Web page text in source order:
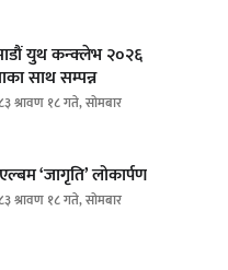
युथ कन्क्लेभ २०२६
साथ सम्पन्न
श्रावण १८ गते, सोमबार
‘जागृति’ लोकार्पण
श्रावण १८ गते, सोमबार